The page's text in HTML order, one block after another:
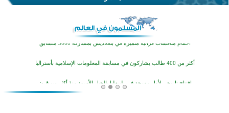
أكبر مشروع إسلامي في ريف أستراليا يفتتح أبوابه بعد سنوات من العمل والعطاء